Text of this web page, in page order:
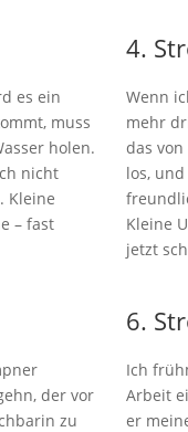
es ein
muss
holen.
nicht
Kleine
– fast
4.
Wenn
mehr
das
los,
Kleine
jetzt
der vor
zu
6.
Ich
Arbeit
er